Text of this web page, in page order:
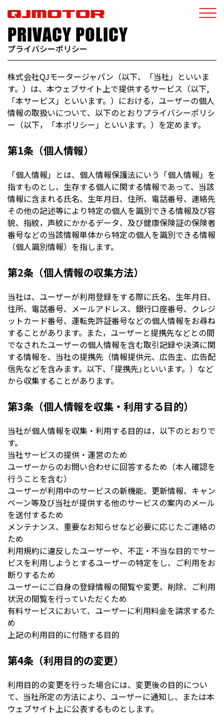
PRIVACY POLICY
プライバシーポリシー
株式会社QJモータージャパン（以下、「当社」といいま
す。）は、本ウェブサイト上で提供するサービス（以下,
「本サービス」といいます。）における，ユーザーの個人
情報の取扱いについて、以下のとおりプライバシーポリシ
ー（以下，「本ポリシー」といいます。）を定めます。
第1条（個人情報）
「個人情報」とは、個人情報保護法にいう「個人情報」を
指すものとし、生存する個人に関する情報であって、当該
情報に含まれる氏名、生年月日、住所、電話番号、連絡先
その他の記述等により特定の個人を識別できる情報及び容
貌、指紋，声紋にかかるデータ、及び健康保険証の保険者
番号などの当該情報単体から特定の個人を識別できる情報
（個人識別情報）を指します。
第2条（個人情報の収集方法）
当社は、ユーザーが利用登録をする際に氏名、生年月日、
住所、電話番号、メールアドレス、銀行口座番号、クレジ
ットカード番号、運転免許証番号などの個人情報をお尋ね
することがあります。また，ユーザーと提携先などとの間
でなされたユーザーの個人情報を含む取引記録や決済に関
する情報を、当社の提携先（情報提供元、広告主、広告配
信先などを含みます。以下、｢提携先｣といいます。）など
から収集することがあります。
第3条（個人情報を収集・利用する目的）
当社が個人情報を収集・利用する目的は，以下のとおりで
す。
当社サービスの提供・運営のため
ユーザーからのお問い合わせに回答するため（本人確認を
行うことを含む）
ユーザーが利用中のサービスの新機能、更新情報、キャン
ペーン等及び当社が提供する他のサービスの案内のメール
を送付するため
メンテナンス、重要なお知らせなど必要に応じたご連絡の
ため
利用規約に違反したユーザーや、不正・不当な目的でサー
ビスを利用しようとするユーザーの特定をし、ご利用をお
断りするため
ユーザーにご自身の登録情報の閲覧や変更、削除、ご利用
状況の閲覧を行っていただくため
有料サービスにおいて、ユーザーに利用料金を請求するた
め
上記の利用目的に付随する目的
第4条（利用目的の変更）
利用目的の変更を行った場合には、変更後の目的につい
て、当社所定の方法により、ユーザーに通知し、または本
ウェブサイト上に公表するものとします。